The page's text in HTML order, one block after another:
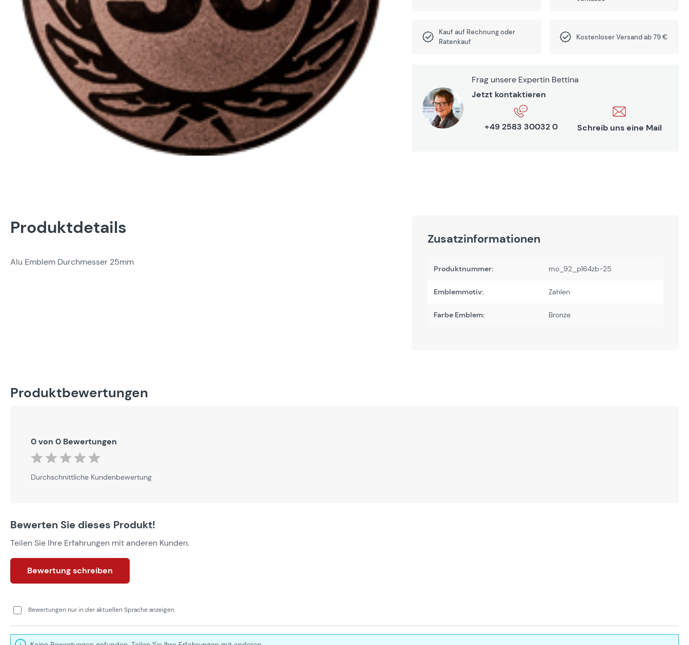
Kauf auf Rechnung oder
Ratenkauf
Kostenloser Versand ab 79 €
Frag unsere Expertin Bettina
Jetzt kontaktieren
+49 2583 30032 0 Schreib uns eine Mail
Produktdetails
Alu Emblem Durchmesser 25mm
Zusatzinformationen
Produktnummer: mo_92_p164zb-25
Emblemmotiv: Zahlen
Farbe Emblem: Bronze
Produktbewertungen
0 von 0 Bewertungen
Durchschnittliche Bewertung von 0 von 5 Sternen
Durchschnittliche Kundenbewertung
Bewerten Sie dieses Produkt!
Teilen Sie Ihre Erfahrungen mit anderen Kunden.
Bewertung schreiben
Bewertungen nur in der aktuellen Sprache anzeigen.